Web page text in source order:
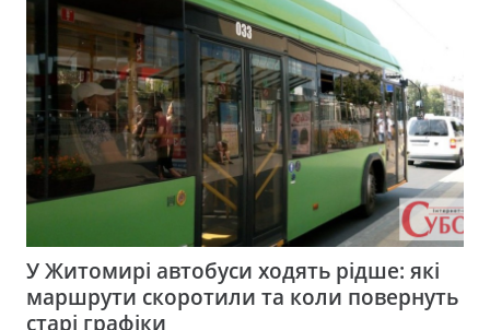
У Житомирі автобуси ходять рідше: які
маршрути скоротили та коли повернуть
старі графіки